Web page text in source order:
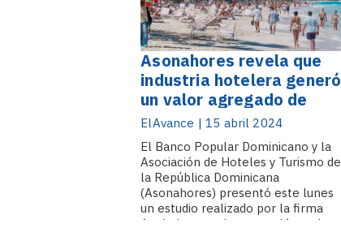
Asonahores revela que
industria hotelera generó
un valor agregado de
US$22,190 millones en
2022
ElAvance | 15 abril 2024
El Banco Popular Dominicano y la
Asociación de Hoteles y Turismo de
la República Dominicana
(Asonahores) presentó este lunes
un estudio realizado por la firma
Analytica, en el que reveló que la